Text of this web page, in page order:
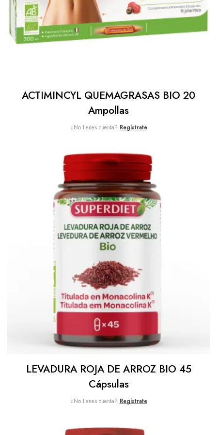
ACTIMINCYL QUEMAGRASAS BIO 20
Ampollas
¿No tienes cuenta? Regístrate
LEVADURA ROJA DE ARROZ BIO 45
Cápsulas
¿No tienes cuenta? Regístrate